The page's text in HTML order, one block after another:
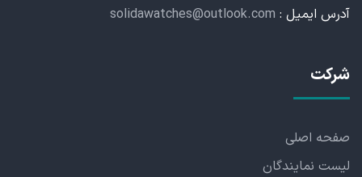
آدرس ایمیل : solidawatches@outlook.com
شرکت
صفحه اصلی
لیست نمایندگان